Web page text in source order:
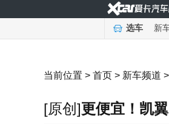
选车 新
当前位置 > 首页 > 新车频道 >
[原创]更便宜！凯